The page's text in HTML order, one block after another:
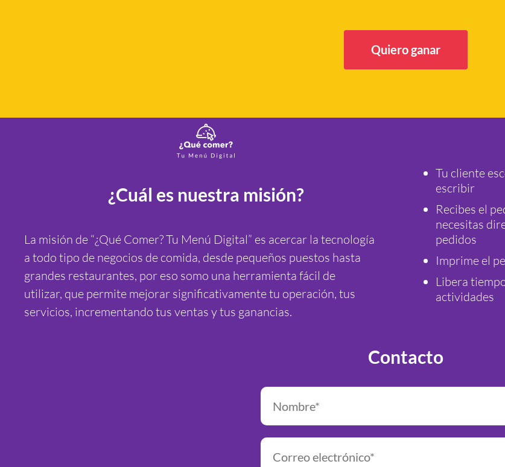
Quiero ganar
¿Cuál es nuestra misión?
La misión de “¿Qué Comer? Tu Menú Digital” es acercar la tecnología
a todo tipo de negocios de comida, desde pequeños puestos hasta
grandes restaurantes, por eso somo una herramienta fácil de
utilizar, que permite mejorar significativamente tu operación, tus
servicios, incrementando tus ventas y tus ganancias.
Tu cliente
escribir
Recibes el
necesitas
pedidos
Imprime el
Libera
actividades
Contacto